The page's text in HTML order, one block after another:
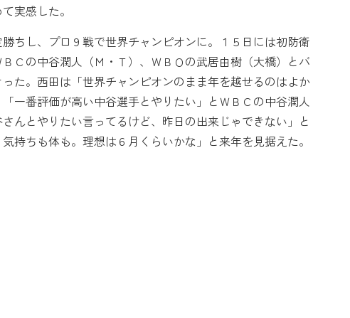
実感した。
ちし、プロ９戦で世界チャンピオンに。１５日には初防衛
Ｃの中谷潤人（Ｍ・Ｔ）、ＷＢＯの武居由樹（大橋）とバ
た。西田は「世界チャンピオンのまま年を越せるのはよか
一番評価が高い中谷選手とやりたい」とＷＢＣの中谷潤人
んとやりたい言ってるけど、昨日の出来じゃできない」と
持ちも体も。理想は６月くらいかな」と来年を見据えた。